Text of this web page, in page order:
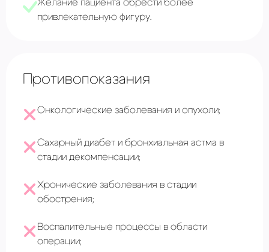
Желание пациента обрести более
привлекательную фигуру.
Противопоказания
Онкологические заболевания и опухоли;
Сахарный диабет и бронхиальная астма в
стадии декомпенсации;
Хронические заболевания в стадии
обострения;
Воспалительные процессы в области
операции;